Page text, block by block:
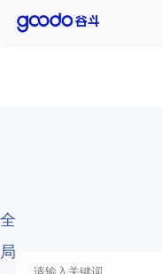
全
局